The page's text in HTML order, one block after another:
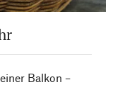
Balkon –